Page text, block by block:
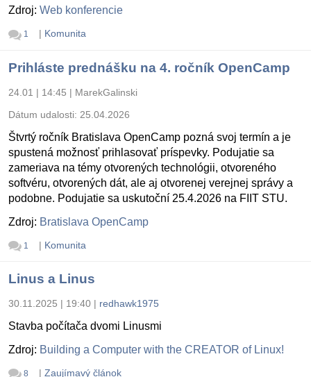
Zdroj: Web konferencie
1 | Komunita
Prihláste prednášku na 4. ročník OpenCamp
24.01 | 14:45 | MarekGalinski
Dátum udalosti: 25.04.2026
Štvrtý ročník Bratislava OpenCamp pozná svoj termín a je
spustená možnosť prihlasovať príspevky. Podujatie sa
zameriava na témy otvorených technológii, otvoreného
softvéru, otvorených dát, ale aj otvorenej verejnej správy a
podobne. Podujatie sa uskutoční 25.4.2026 na FIIT STU.
Zdroj: Bratislava OpenCamp
1 | Komunita
Linus a Linus
30.11.2025 | 19:40 | redhawk1975
Stavba počítača dvomi Linusmi
Zdroj: Building a Computer with the CREATOR of Linux!
8 | Zaujímavý článok